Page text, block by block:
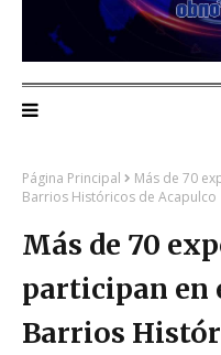
Página Principal
Más de 70
Barrios Históricos de Acapulco
Más de 70
participan en
Barrios